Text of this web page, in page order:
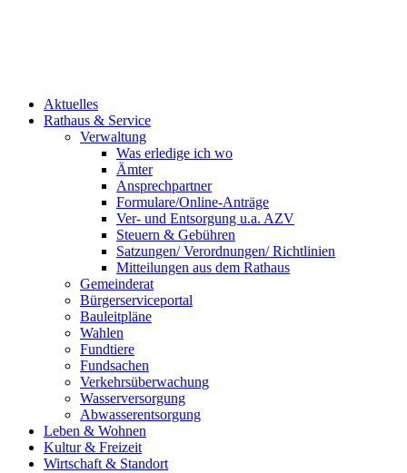
Aktuelles
Rathaus & Service
Verwaltung
Was erledige ich wo
Ämter
Ansprechpartner
Formulare/Online-Anträge
Ver- und Entsorgung u.a. AZV
Steuern & Gebühren
Satzungen/ Verordnungen/ Richtlinien
Mitteilungen aus dem Rathaus
Gemeinderat
Bürgerserviceportal
Bauleitpläne
Wahlen
Fundtiere
Fundsachen
Verkehrsüberwachung
Wasserversorgung
Abwasserentsorgung
Leben & Wohnen
Kultur & Freizeit
Wirtschaft & Standort